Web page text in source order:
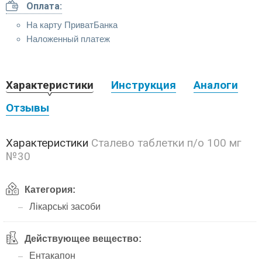
Оплата:
На карту ПриватБанка
Наложенный платеж
Характеристики Инструкция
Аналоги
Отзывы
Характеристики Сталево таблетки п/о 100 мг
№30
Категория:
Лікарські засоби
Действующее вещество:
Ентакапон